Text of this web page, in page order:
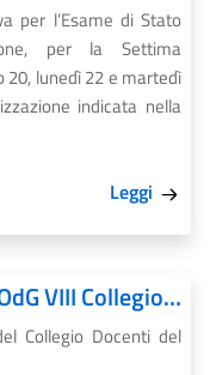
per l’Esame di Stato
per la Settima
lunedì 22 e martedì
indicata nella
Leggi
n. 571 circolare integrazione OdG VIII Collegio Docenti
Collegio Docenti del